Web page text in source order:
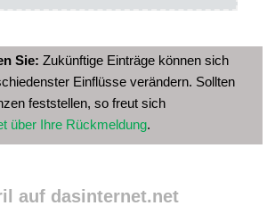
Sie: Zukünftige Einträge können sich
Einflüsse verändern. Sollten
feststellen, so freut sich
über Ihre Rückmeldung.
auf dasinternet.net